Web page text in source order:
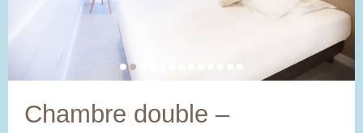
Chambre double –